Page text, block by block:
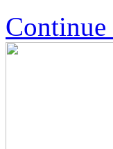
Continue